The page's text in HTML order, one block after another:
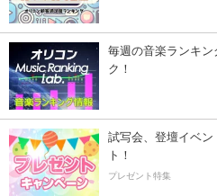
毎週の音楽ランキ
ク！
試写会、登壇イベ
ト！
プレゼント特集